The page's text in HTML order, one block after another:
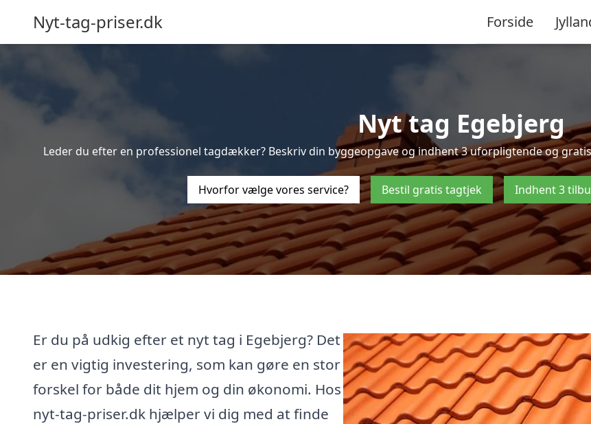
Nyt-tag-priser.dk Forside
Nyt tag Egebjerg
Leder du efter en professionel tagdækker? Beskriv din byggeopgave og indhent 3 uforpligtende og
Hvorfor vælge vores service? Bestil gratis tagtjek Indhent 3
Er du på udkig efter et nyt tag i Egebjerg? Det
er en vigtig investering, som kan gøre en stor
forskel for både dit hjem og din økonomi. Hos
nyt-tag-priser.dk hjælper vi dig med at finde